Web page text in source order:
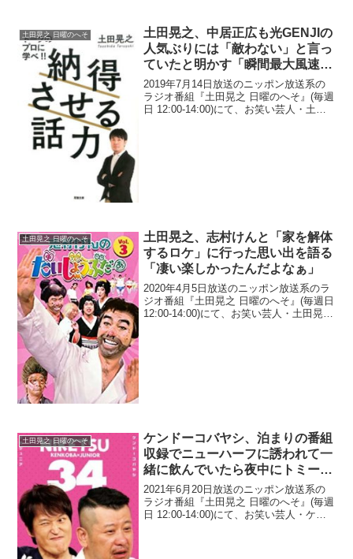
土田晃之 日曜のへそ
土田晃之、中居正広も光GENJIの
人気ぶりには「敵わない」と言っ
ていたと明かす「瞬間最大風速は
比べ物にならない」
2019年7月14日放送のニッポン放送系の
ラジオ番組『土田晃之 日曜のへそ』(毎週
日 12:00-14:00)にて、お笑い芸人・土田
土田晃之 日曜のへそ
土田晃之、志村けんと「家を解体
するロケ」に行った思い出を語る
「凄い楽しかったんだよなぁ」
2020年4月5日放送のニッポン放送系のラ
ジオ番組『土田晃之 日曜のへそ』(毎週日
12:00-14:00)にて、お笑い芸人・土田晃之
土田晃之 日曜のへそ
ケンドーコバヤシ、泊まりの番組
収録でニューハーフに誘われて一
緒に飲んでいたら夜中にトミーズ
健が「部屋入っていい？」とやっ
てきたと暴露
2021年6月20日放送のニッポン放送系の
ラジオ番組『土田晃之 日曜のへそ』(毎週
日 12:00-14:00)にて、お笑い芸人・ケン